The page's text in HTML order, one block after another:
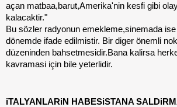
açan matbaa,barut,Amerika'nin kesfi gibi
kalacaktir."
Bu sözler radyonun emekleme,sinemada
dönemde ifade edilmistir. Bir diger önemli
düzeninden bahsetmesidir.Bana kalirsa
kavramasi için bile yeterlidir.
iTALYANLARiN HABESiSTANA